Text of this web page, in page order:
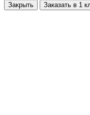
Закрыть Заказать в 1